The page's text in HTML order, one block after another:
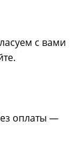
с вами
оплаты —